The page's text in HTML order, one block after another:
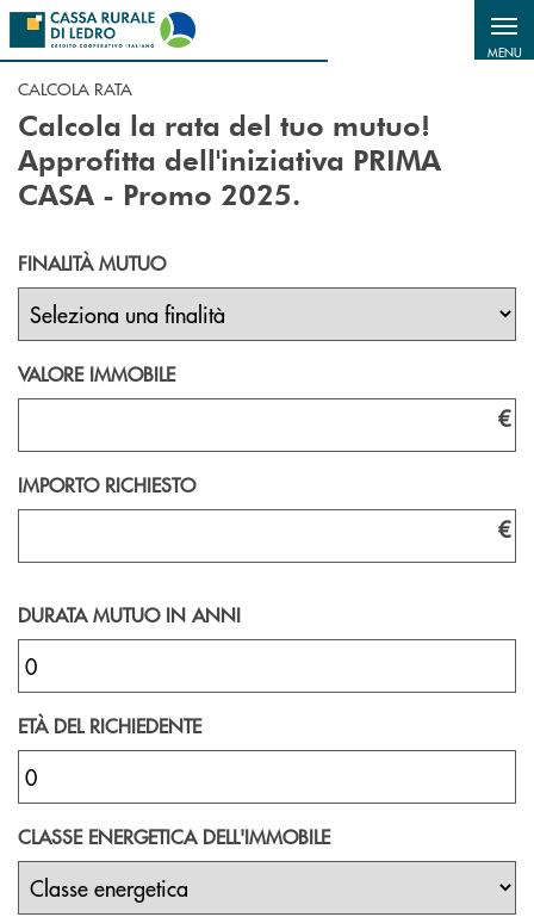
Salta al contenuto principale
MENU
CALCOLA RATA
Calcola la rata del tuo mutuo!
Approfitta dell'iniziativa PRIMA
CASA - Promo 2025.
FINALITÀ MUTUO
VALORE IMMOBILE
€
IMPORTO RICHIESTO
€
DURATA MUTUO IN ANNI
ETÀ DEL RICHIEDENTE
CLASSE ENERGETICA DELL'IMMOBILE